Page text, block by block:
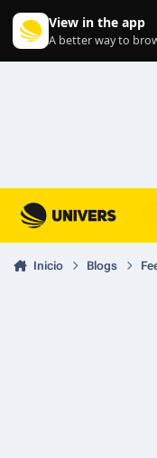
View in the app
A better way to
Inicio Blogs